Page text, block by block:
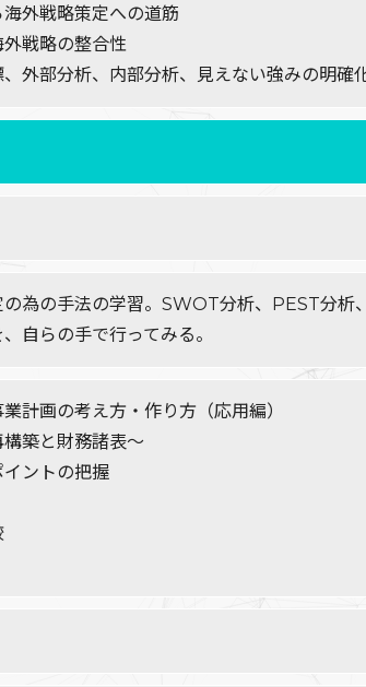
外戦略策定への道筋
戦略の整合性
外部分析、内部分析、見えない強みの明確
為の手法の学習。SWOT分析、PEST分析
自らの手で行ってみる。
計画の考え方・作り方（応用編）
築と財務諸表～
ントの把握